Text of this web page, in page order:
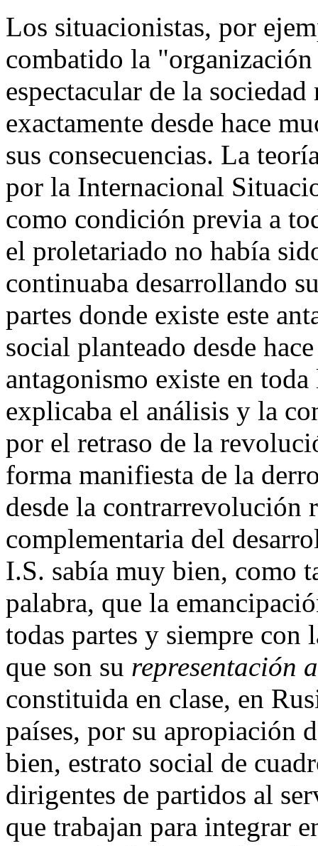
Los situacionistas, por
combatido la
espectacular de la
exactamente desde hace
sus consecuencias. La
por la Internacional
como condición previa a
el proletariado no había
continuaba desarrollando
partes donde existe este
social planteado desde
antagonismo existe en
explicaba el análisis y la
por el retraso de la
forma manifiesta de la
desde la contrarrevolución
complementaria del
I.S. sabía muy bien, como
palabra, que la
todas partes y siempre con
que son su representación
constituida en clase, en
países, por su apropiación
bien, estrato social de
dirigentes de partidos al
que trabajan para integrar